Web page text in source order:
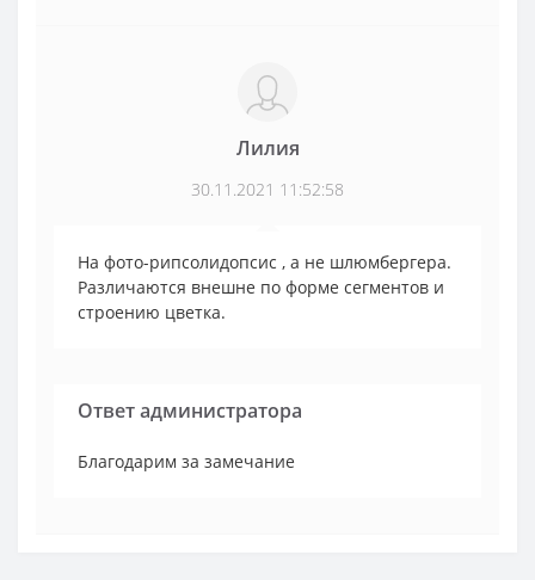
Лилия
30.11.2021 11:52:58
На фото-рипсолидопсис , а не шлюмбергера.
Различаются внешне по форме сегментов и
строению цветка.
Ответ администратора
Благодарим за замечание